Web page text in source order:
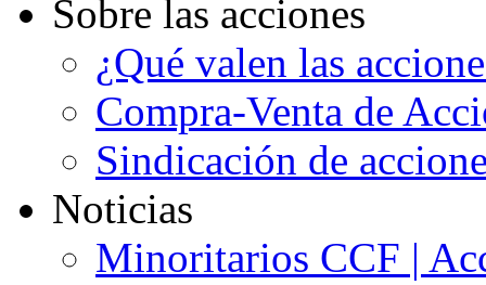
Sobre las acciones
¿Qué valen las
Compra-Venta de
Sindicación de
Noticias
Minoritarios CCF |